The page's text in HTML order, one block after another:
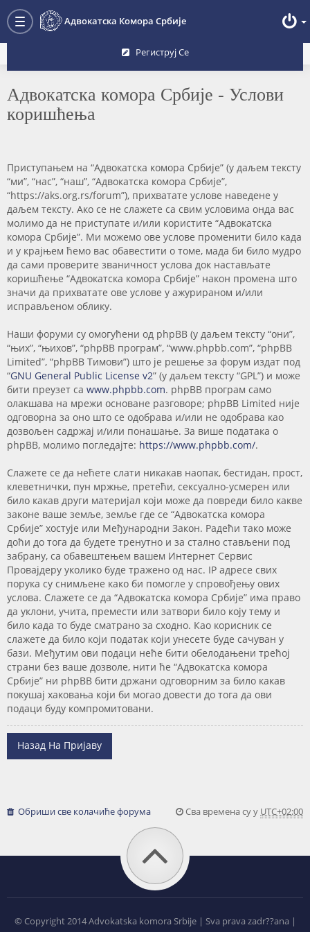
Toggle
Адвокатска Комора Србије
Преглед форума
Региструј Се
Адвокатска комора Србије - Услови
коришћења
Приступањем на “Адвокатска комора Србије” (у даљем тексту
“ми”, “нас”, “наш”, “Адвокатска комора Србије”,
“https://aks.org.rs/forum”), прихватате услове наведене у
даљем тексту. Ако се не слажете са свим условима онда вас
молимо да не приступате и/или користите “Адвокатска
комора Србије”. Ми можемо ове услове променити било када
и у крајњем ћемо вас обавестити о томе, мада би било мудро
да сами проверите званичност услова док настављате
коришћење “Адвокатска комора Србије” након промена што
значи да прихватате ове услове у ажурираном и/или
исправљеном облику.
Наши форуми су омогућени од phpBB (у даљем тексту “они”,
“њих”, “њихов”, “phpBB програм”, “www.phpbb.com”, “phpBB
Limited”, “phpBB Тимови”) што је решење за форум издат под
“GNU General Public License v2” (у даљем тексту “GPL”) и може
бити преузет са www.phpbb.com. phpBB програм само
олакшава на мрежи основане разговоре; phpBB Limited није
одговорна за оно што се одобрава и/или не одобрава као
дозвољен садржај и/или понашање. За више података о
phpBB, молимо погледајте: https://www.phpbb.com/.
Слажете се да нећете слати никакав наопак, бестидан, прост,
клеветнички, пун мржње, претећи, сексуално-усмерен или
било какав други материјал који може да повреди било какве
законе ваше земље, земље где се “Адвокатска комора
Србије” хостује или Међународни Закон. Радећи тако може
доћи до тога да будете тренутно и за стално стављени под
забрану, са обавештењем вашем Интернет Сервис
Провајдеру уколико буде тражено од нас. IP адресе свих
порука су снимљене како би помогле у спровођењу ових
услова. Слажете се да “Адвокатска комора Србије” има право
да уклони, учита, премести или затвори било коју тему и
било када то буде сматрано за сходно. Као корисник се
слажете да било који податак који унесете буде сачуван у
бази. Међутим ови подаци неће бити обелодањени трећој
страни без ваше дозволе, нити ће “Адвокатска комора
Србије” ни phpBB бити држани одговорним за било какав
покушај хаковања који би могао довести до тога да ови
подаци буду компромитовани.
Назад На Пријаву
Обриши све колачиће форума Сва времена су у UTC+02:00
© Copyright 2014 Advokatska komora Srbije | Sva prava zadr??ana |